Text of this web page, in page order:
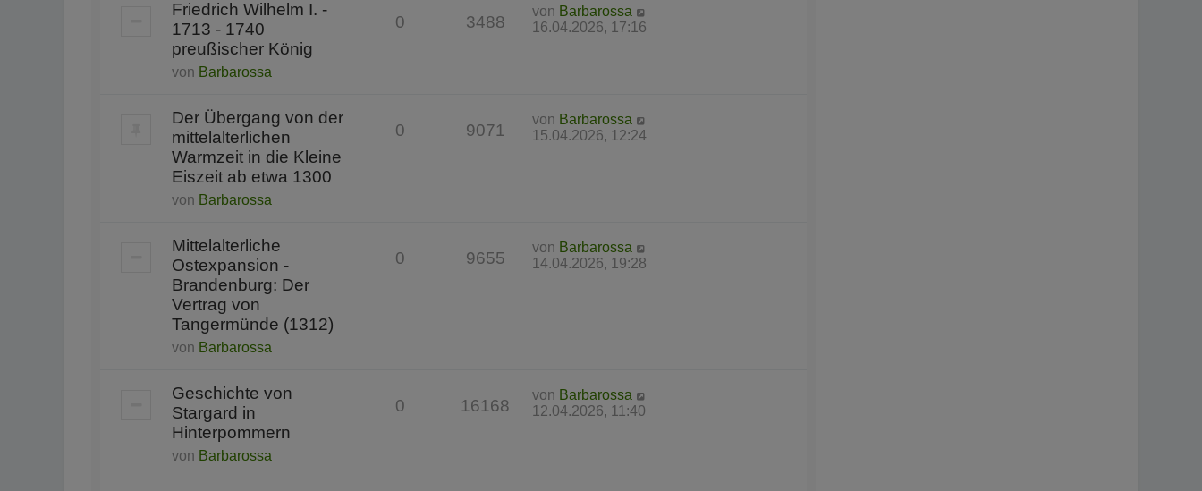
Friedrich Wilhelm I. -
1713 - 1740
preußischer König
von Barbarossa
0 3488
von Barbarossa
16.04.2026, 17:16
Der Übergang von der
mittelalterlichen
Warmzeit in die Kleine
Eiszeit ab etwa 1300
von Barbarossa
0 9071
von Barbarossa
15.04.2026, 12:24
Mittelalterliche
Ostexpansion -
Brandenburg: Der
Vertrag von
Tangermünde (1312)
von Barbarossa
0 9655
von Barbarossa
14.04.2026, 19:28
Geschichte von
Stargard in
Hinterpommern
von Barbarossa
0 16168
von Barbarossa
12.04.2026, 11:40